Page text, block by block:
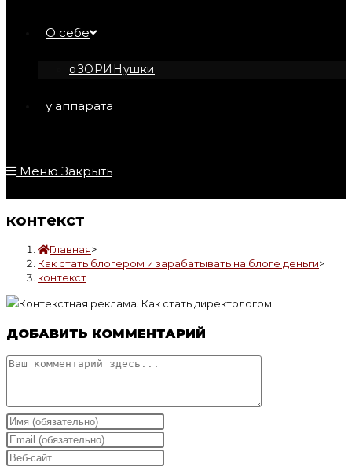
О себе
оЗОРИНушки
у аппарата
Меню Закрыть
контекст
Главная>
Как стать блогером и зарабатывать на блоге деньги>
контекст
ДОБАВИТЬ КОММЕНТАРИЙ
Комментарий
Введите
свое
имя
Введите
свой
Введите